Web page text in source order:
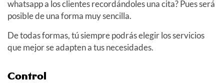
whatsapp a los clientes recordándoles una cita? Pues será
posible de una forma muy sencilla.
De todas formas, tú siempre podrás elegir los servicios
que mejor se adapten a tus necesidades.
Control